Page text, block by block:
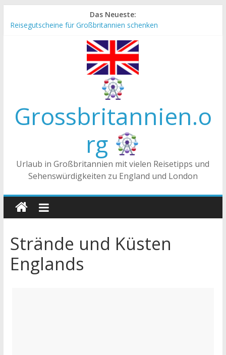
Inhalt
Das Neueste:
Reisegutscheine für Großbritannien schenken
Die Unterschiede zwischen Vereinigtes Königreich,
Großbritannien und England
Tea-Time – Was wird in Großbritannien getrunken?
Grossbritannien.o
rg
Urlaub in Großbritannien mit vielen Reisetipps und
Sehenswürdigkeiten zu England und London
Strände und Küsten
Englands